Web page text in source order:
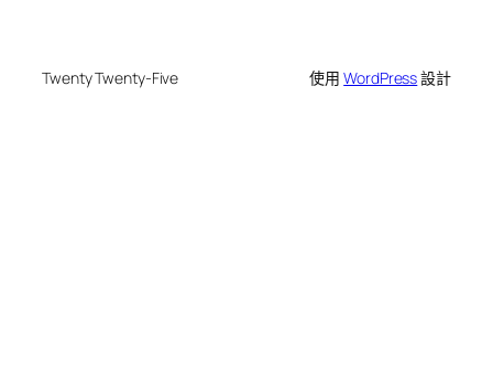
Twenty Twenty-Five 使用WordPress設計